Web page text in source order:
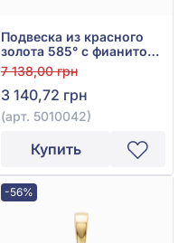
Подвеска из красного
золота 585° с фианитом/
куб.цирконием, арт.
5010042
7 138,00 грн
3 140,72 грн
(арт. 5010042)
Купить
-56%